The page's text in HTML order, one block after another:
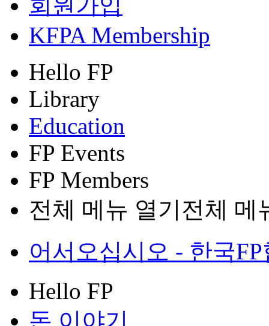
회원가입
KFPA Membership
Hello FP
Library
Education
FP Events
FP Members
전체 메뉴 열기전체 메
어서오십시오 - 한국
Hello FP
돈 이야기